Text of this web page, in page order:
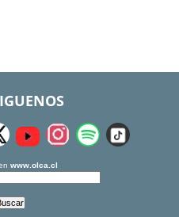
www.olca.cl